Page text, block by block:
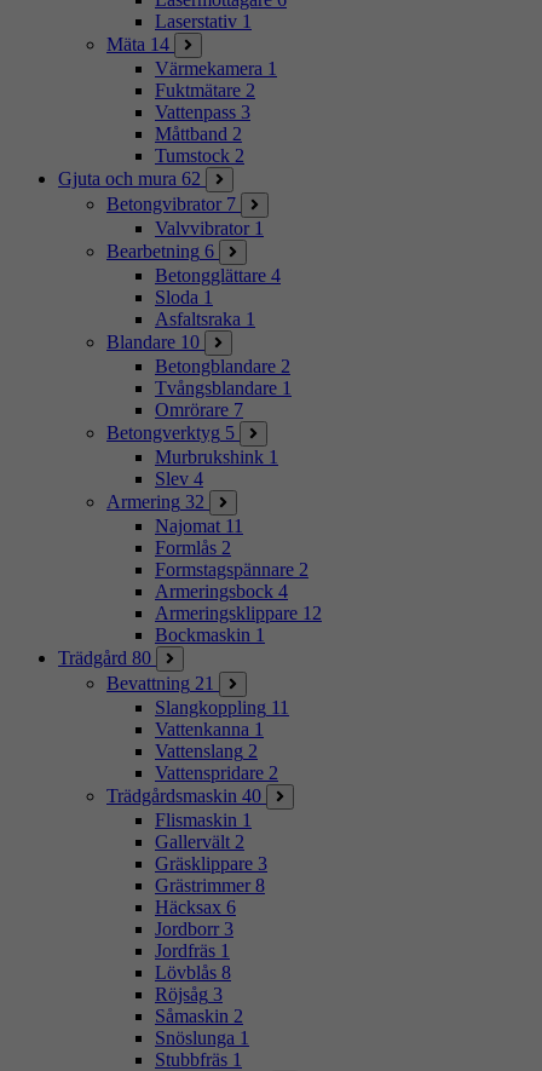
Laserstativ 1
Mäta 14
Värmekamera 1
Fuktmätare 2
Vattenpass 3
Måttband 2
Tumstock 2
Gjuta och mura 62
Betongvibrator 7
Valvvibrator 1
Bearbetning 6
Betongglättare 4
Sloda 1
Asfaltsraka 1
Blandare 10
Betongblandare 2
Tvångsblandare 1
Omrörare 7
Betongverktyg 5
Murbrukshink 1
Slev 4
Armering 32
Najomat 11
Formlås 2
Formstagspännare 2
Armeringsbock 4
Armeringsklippare 12
Bockmaskin 1
Trädgård 80
Bevattning 21
Slangkoppling 11
Vattenkanna 1
Vattenslang 2
Vattenspridare 2
Trädgårdsmaskin 40
Flismaskin 1
Gallervält 2
Gräsklippare 3
Grästrimmer 8
Häcksax 6
Jordborr 3
Jordfräs 1
Lövblås 8
Röjsåg 3
Såmaskin 2
Snöslunga 1
Stubbfräs 1